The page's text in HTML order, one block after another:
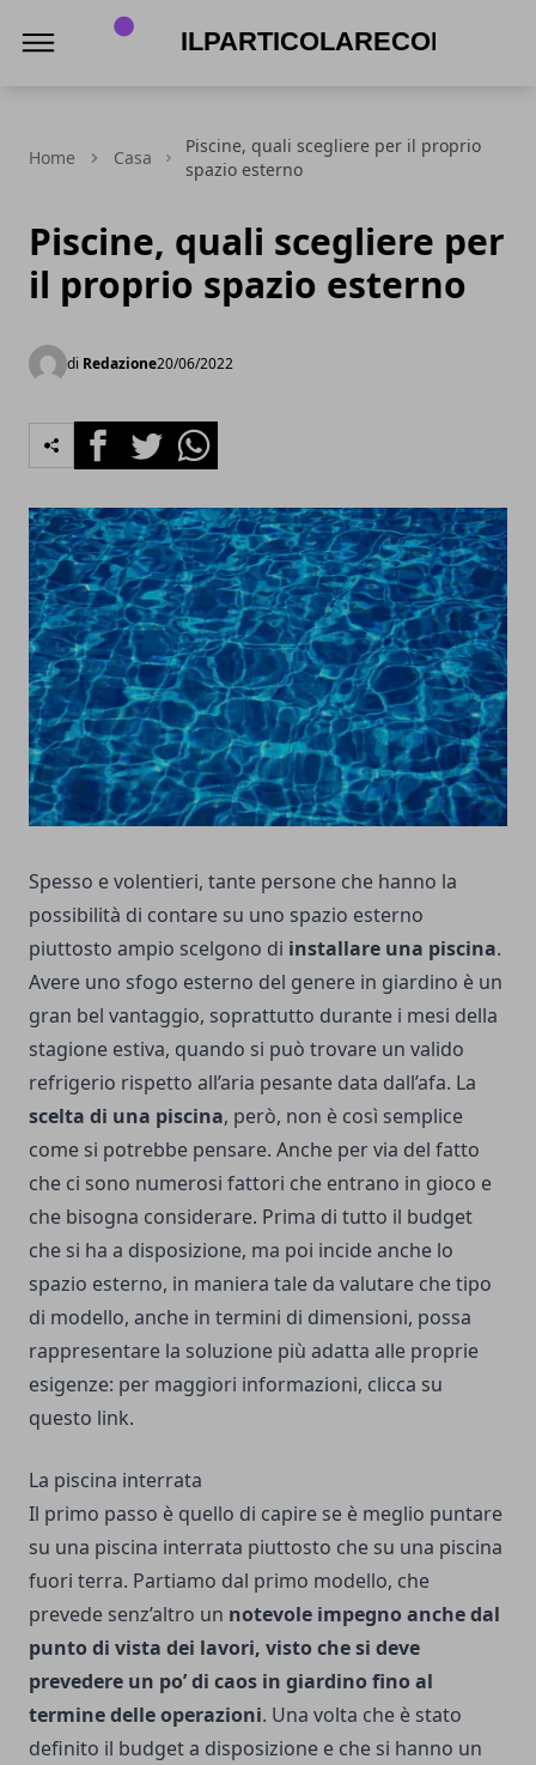
Home Casa
Piscine, quali scegliere per il proprio
spazio esterno
Piscine, quali scegliere per
il proprio spazio esterno
di Redazione20/06/2022
FacebookTwitterWhatsapp
Spesso e volentieri, tante persone che hanno la
possibilità di contare su uno spazio esterno
piuttosto ampio scelgono di installare una piscina.
Avere uno sfogo esterno del genere in giardino è un
gran bel vantaggio, soprattutto durante i mesi della
stagione estiva, quando si può trovare un valido
refrigerio rispetto all’aria pesante data dall’afa. La
scelta di una piscina, però, non è così semplice
come si potrebbe pensare. Anche per via del fatto
che ci sono numerosi fattori che entrano in gioco e
che bisogna considerare. Prima di tutto il budget
che si ha a disposizione, ma poi incide anche lo
spazio esterno, in maniera tale da valutare che tipo
di modello, anche in termini di dimensioni, possa
rappresentare la soluzione più adatta alle proprie
esigenze: per maggiori informazioni, clicca su
questo link.
La piscina interrata
Il primo passo è quello di capire se è meglio puntare
su una piscina interrata piuttosto che su una piscina
fuori terra. Partiamo dal primo modello, che
prevede senz’altro un notevole impegno anche dal
punto di vista dei lavori, visto che si deve
prevedere un po’ di caos in giardino fino al
termine delle operazioni. Una volta che è stato
definito il budget a disposizione e che si hanno un